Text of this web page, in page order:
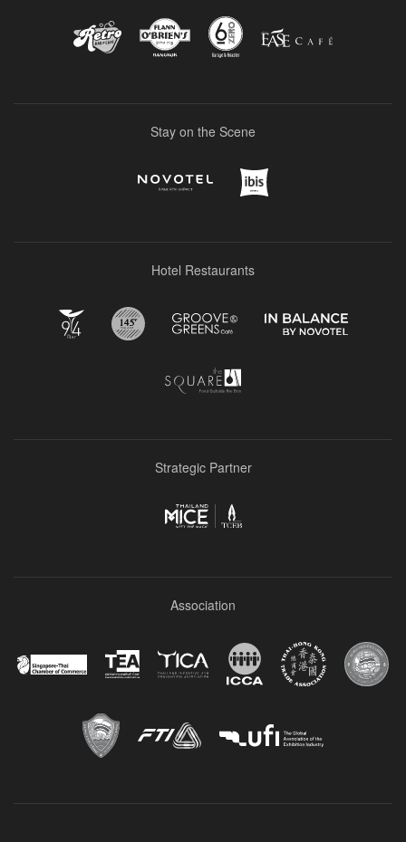
Stay on the Scene
Hotel Restaurants
Strategic Partner
Association